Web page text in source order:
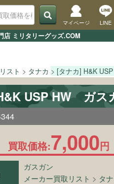
店 ミリタリーグッズ.COM
マイページ LINE
スト タナカ [タナカ] H&K
USP HW ガス
買取価格:7,000円
ガスガン
メーカー買取リスト > タ